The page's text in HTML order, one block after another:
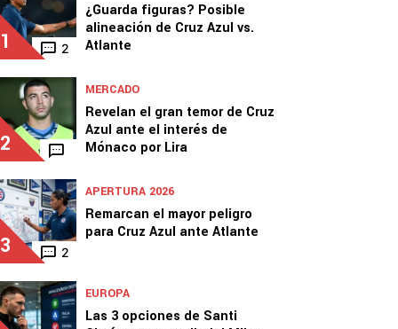
1 2
¿Guarda figuras? Posible
alineación de Cruz Azul vs.
Atlante
2
MERCADO
Revelan el gran temor de Cruz
Azul ante el interés de
Mónaco por Lira
3 2
APERTURA 2026
Remarcan el mayor peligro
para Cruz Azul ante Atlante
EUROPA
Las 3 opciones de Santi